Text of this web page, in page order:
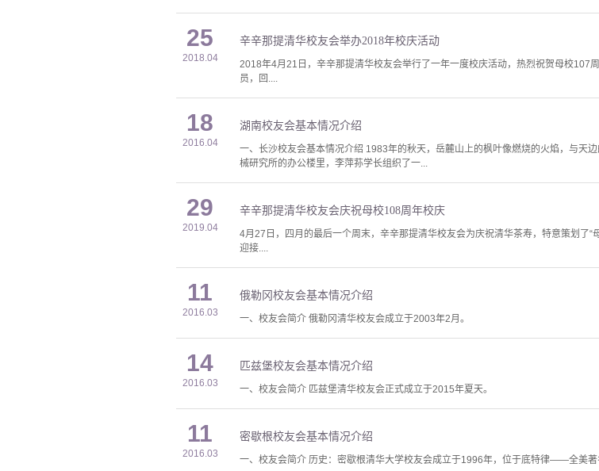
25
2018.04
辛辛那提清华校友会举办2018年校庆活动
2018年4月21日，辛辛那提清华校友会举行了一年一度校庆活动，热烈祝贺母校107
员，回....
18
2016.04
湖南校友会基本情况介绍
一、长沙校友会基本情况介绍 1983年的秋天，岳麓山上的枫叶像燃烧的火焰，与天
械研究所的办公楼里，李萍荪学长组织了一...
29
2019.04
辛辛那提清华校友会庆祝母校108周年校庆
4月27日，四月的最后一个周末，辛辛那提清华校友会为庆祝清华茶寿，特意策划了
迎接....
11
2016.03
俄勒冈校友会基本情况介绍
一、校友会简介 俄勒冈清华校友会成立于2003年2月。
14
2016.03
匹兹堡校友会基本情况介绍
一、校友会简介 匹兹堡清华校友会正式成立于2015年夏天。
11
2016.03
密歇根校友会基本情况介绍
一、校友会简介 历史：密歇根清华大学校友会成立于1996年，位于底特律——全美著